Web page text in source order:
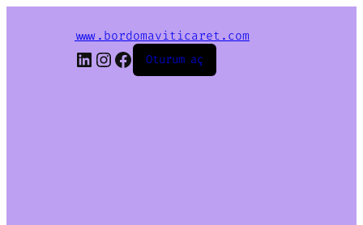
www.bordomaviticaret.com
LinkedIn
Instagram
Facebook
Oturum aç